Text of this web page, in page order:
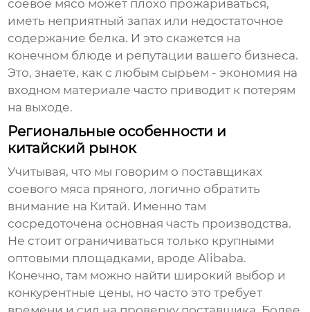
соевое мясо может плохо прожариваться,
иметь неприятный запах или недостаточное
содержание белка. И это скажется на
конечном блюде и репутации вашего бизнеса.
Это, знаете, как с любым сырьем - экономия на
входном материале часто приводит к потерям
на выходе.
Региональные особенности и
китайский рынок
Учитывая, что мы говорим о поставщиках
соевого мяса пряного, логично обратить
внимание на Китай. Именно там
сосредоточена основная часть производства.
Не стоит ограничиваться только крупными
оптовыми площадками, вроде Alibaba.
Конечно, там можно найти широкий выбор и
конкурентные цены, но часто это требует